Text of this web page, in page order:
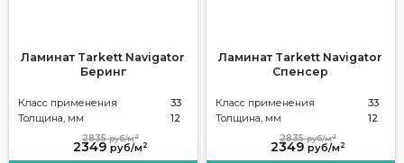
Ламинат Tarkett Navigator
Беринг
Класс применения
33
Толщина, мм
12
2349 руб/м 2
2835руб/м2
Ламинат Tarkett Navigator
Спенсер
Класс применения
33
Толщина, мм
12
2349 руб/м 2
2835руб/м2